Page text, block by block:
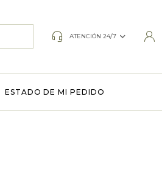
ATENCIÓN 24/7
ESTADO DE MI PEDIDO